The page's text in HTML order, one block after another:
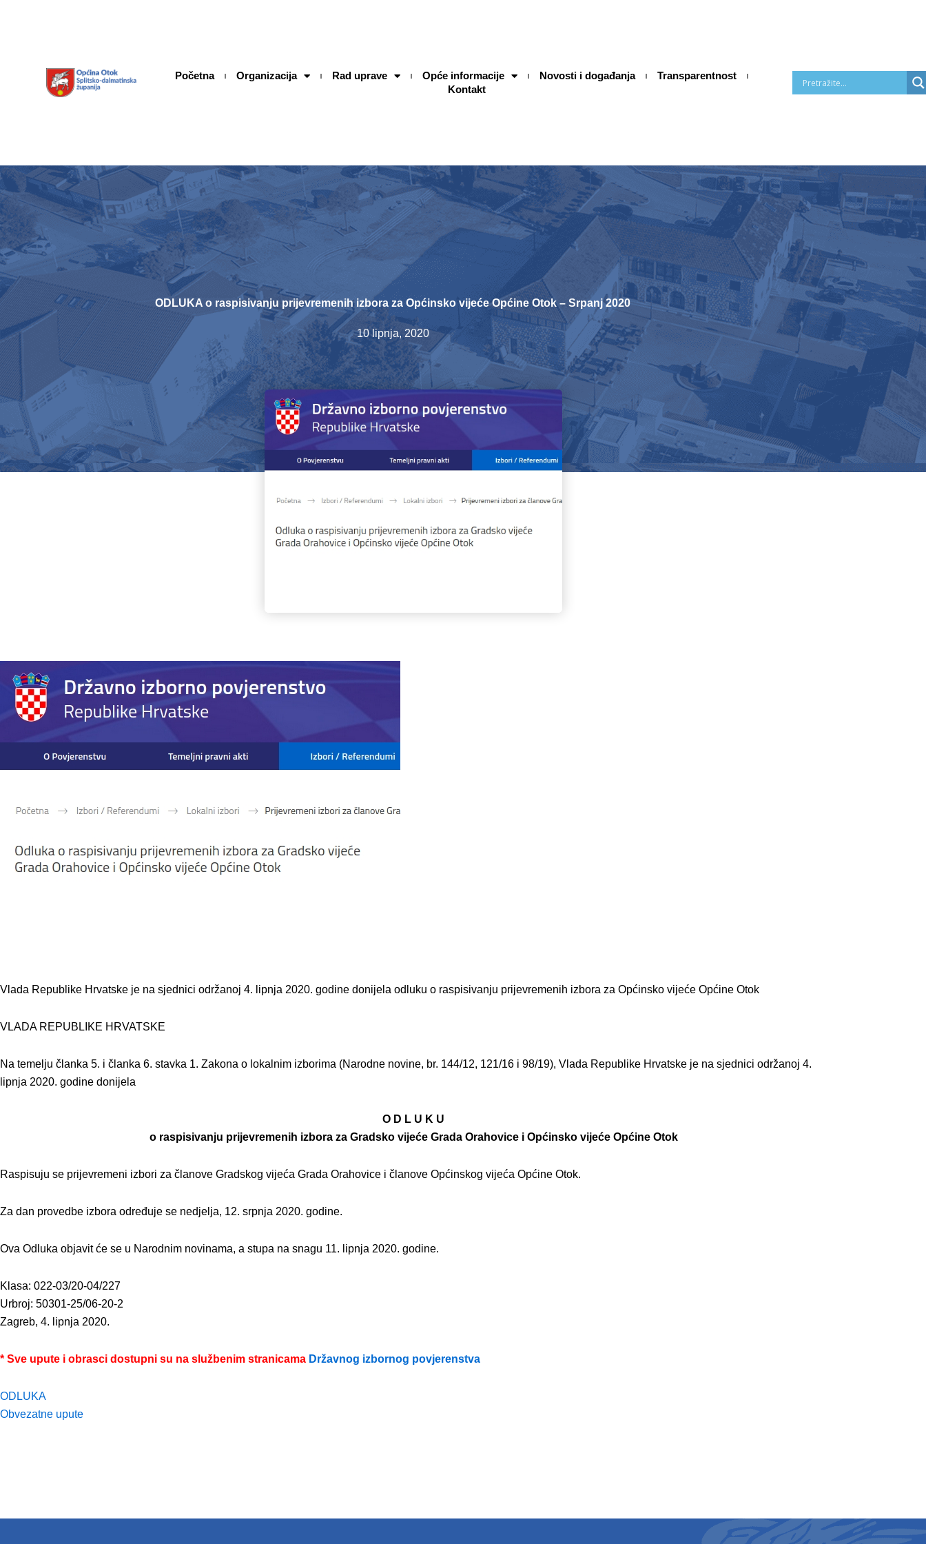
Početna Organizacija Rad uprave Opće informacije Novosti i događanja
Transparentnost
Kontakt
ODLUKA o raspisivanju prijevremenih izbora za Općinsko vijeće Općine Otok – Srpanj 2020
10 lipnja, 2020
Vlada Republike Hrvatske je na sjednici održanoj 4. lipnja 2020. godine donijela odluku o raspisivanju prijevremenih izbora za Općinsko vijeće Općine Otok
VLADA REPUBLIKE HRVATSKE
Na temelju članka 5. i članka 6. stavka 1. Zakona o lokalnim izborima (Narodne novine, br. 144/12, 121/16 i 98/19), Vlada Republike Hrvatske je na sjednici održanoj 4.
lipnja 2020. godine donijela
O D L U K U
o raspisivanju prijevremenih izbora za Gradsko vijeće Grada Orahovice i Općinsko vijeće Općine Otok
Raspisuju se prijevremeni izbori za članove Gradskog vijeća Grada Orahovice i članove Općinskog vijeća Općine Otok.
Za dan provedbe izbora određuje se nedjelja, 12. srpnja 2020. godine.
Ova Odluka objavit će se u Narodnim novinama, a stupa na snagu 11. lipnja 2020. godine.
Klasa: 022-03/20-04/227
Urbroj: 50301-25/06-20-2
Zagreb, 4. lipnja 2020.
* Sve upute i obrasci dostupni su na službenim stranicama Državnog izbornog povjerenstva
ODLUKA
Obvezatne upute